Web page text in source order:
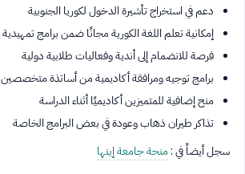
دعم في استخراج تأشيرة الدخول لكوريا الجنوبية
إمكانية تعلم اللغة الكورية مجانًا ضمن برامج تمهيدية
فرصة للانضمام إلى أندية وفعاليات طلابية دولية
برامج توجيه ومرافقة أكاديمية من أساتذة متخصصين
منح إضافية للمتميزين أكاديميًا أثناء الدراسة
تذاكر طيران ذهاب وعودة في بعض البرامج الخاصة
سجل أيضاً في :منحة جامعة إينها